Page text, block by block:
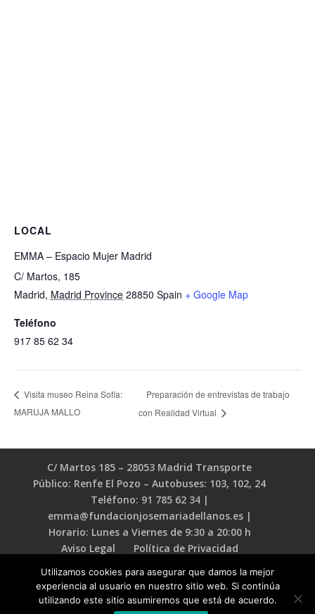
LOCAL
EMMA – Espacio Mujer Madrid
C/ Martos, 185
Madrid, Madrid Province 28850 Spain + Google Map
Teléfono
917 85 62 34
Visita museo Reina Sofía:
MARUJA MALLO
Preparación de entrevistas de trabajo
con Realidad Virtual
C/ Martos 185 – 28053 Madrid Transporte
Público: Renfe El Pozo – Autobuses: 103, 102, 24
Teléfono: 91 785 62 34 |
emma@fundacionjosemariadellanos.es |
Horario: Lunes a Viernes de 9:30 a 20:00 h
Aviso Legal
Política de Privacidad
Utilizamos cookies para asegurar que damos la mejor
experiencia al usuario en nuestro sitio web. Si continúa
utilizando este sitio asumiremos que está de acuerdo.